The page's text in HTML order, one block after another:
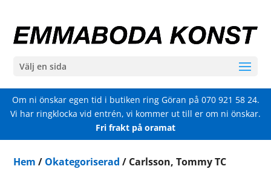
Välj en sida
Om ni önskar egen tid i butiken ring Göran på 070 921 58 24.
Vi har ringklocka vid entrén, vi kommer ut till er om ni önskar.
Fri frakt på oramat
Hem / Okategoriserad / Carlsson, Tommy TC